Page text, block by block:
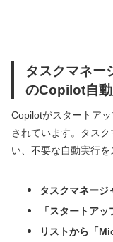
タスクマネー
のCopilot自
Copilotがスタートア
されています。タス
い、不要な自動実行を
タスクマネージ
「スタートア
リストから「